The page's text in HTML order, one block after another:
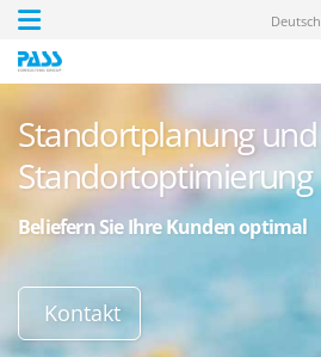
Deutsch
Standortplanung und
Standortoptimierung
Beliefern Sie Ihre Kunden optimal
Kontakt